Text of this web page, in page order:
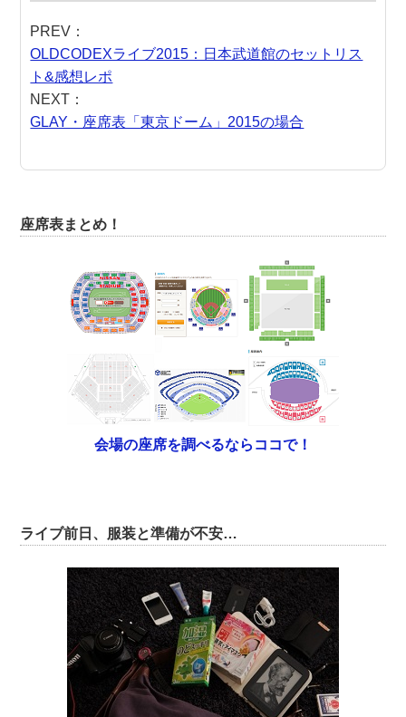
PREV：
OLDCODEXライブ2015：日本武道館のセットリス
ト&感想レポ
NEXT：
GLAY・座席表「東京ドーム」2015の場合
座席表まとめ！
会場の座席を調べるならココで！
ライブ前日、服装と準備が不安…